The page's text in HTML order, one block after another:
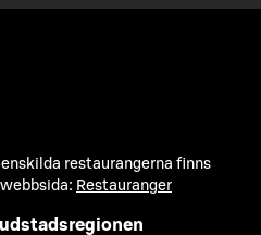
restaurangerna finns
Restauranger